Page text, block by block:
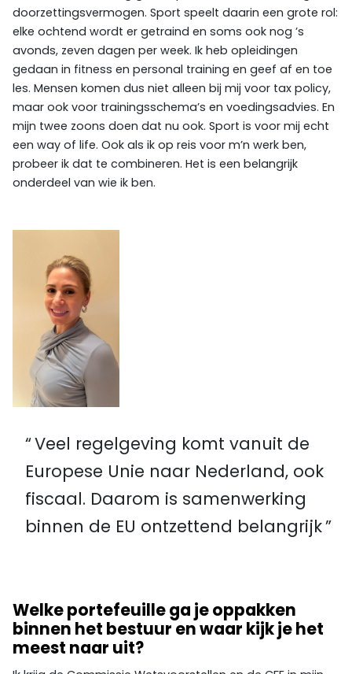
doorzettingsvermogen. Sport speelt daarin een grote rol:
elke ochtend wordt er getraind en soms ook nog ’s
avonds, zeven dagen per week. Ik heb opleidingen
gedaan in fitness en personal training en geef af en toe
les. Mensen komen dus niet alleen bij mij voor tax policy,
maar ook voor trainingsschema’s en voedingsadvies. En
mijn twee zoons doen dat nu ook. Sport is voor mij echt
een way of life. Ook als ik op reis voor m’n werk ben,
probeer ik dat te combineren. Het is een belangrijk
onderdeel van wie ik ben.
Veel regelgeving komt vanuit de
Europese Unie naar Nederland, ook
fiscaal. Daarom is samenwerking
binnen de EU ontzettend belangrijk
Welke portefeuille ga je oppakken
binnen het bestuur en waar kijk je het
meest naar uit?